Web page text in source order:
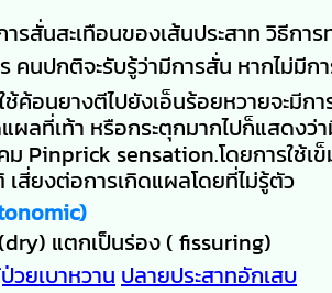
สั่นสะเทือนของเส้นประสาท วิธีการ
คนปกติจะรับรู้ว่ามีการสั่น หากไม่มีก
ช้ค้อนยางตีไปยังเอ็นร้อยหวายจะมีก
ลที่เท้า หรือกระตุกมากไปก็แสดงว่
Pinprick sensation.โดยการใช้
สี่ยงต่อการเกิดแผลโดยที่ไม่รู้ตัว
แตกเป็นร่อง ( fissuring)
วยเบาหวานปลายประสาทอักเสบ